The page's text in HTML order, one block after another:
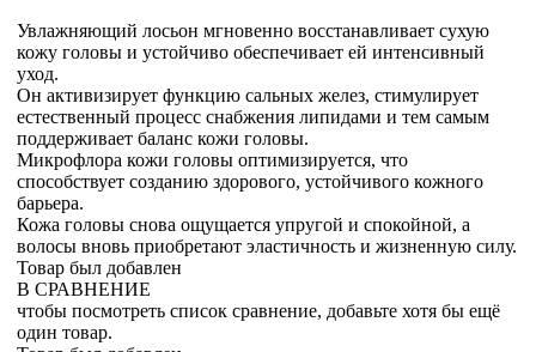
Увлажняющий лосьон мгновенно восстанавливает сухую
кожу головы и устойчиво обеспечивает ей интенсивный
уход.
Он активизирует функцию сальных желез, стимулирует
естественный процесс снабжения липидами и тем самым
поддерживает баланс кожи головы.
Микрофлора кожи головы оптимизируется, что
способствует созданию здорового, устойчивого кожного
барьера.
Кожа головы снова ощущается упругой и спокойной, а
волосы вновь приобретают эластичность и жизненную силу.
Товар был добавлен
В СРАВНЕНИЕ
чтобы посмотреть список сравнение, добавьте хотя бы ещё
один товар.